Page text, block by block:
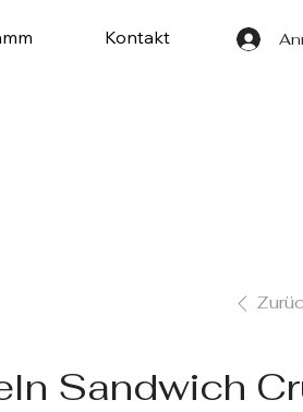
Kontakt
Sandwich